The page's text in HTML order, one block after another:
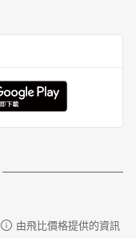
由飛比價格提供的資訊